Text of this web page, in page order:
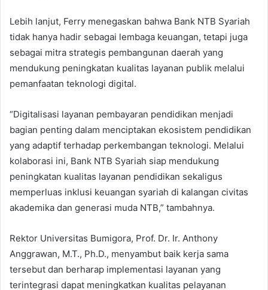
Lebih lanjut, Ferry menegaskan bahwa Bank NTB Syariah
tidak hanya hadir sebagai lembaga keuangan, tetapi juga
sebagai mitra strategis pembangunan daerah yang
mendukung peningkatan kualitas layanan publik melalui
pemanfaatan teknologi digital.
“Digitalisasi layanan pembayaran pendidikan menjadi
bagian penting dalam menciptakan ekosistem pendidikan
yang adaptif terhadap perkembangan teknologi. Melalui
kolaborasi ini, Bank NTB Syariah siap mendukung
peningkatan kualitas layanan pendidikan sekaligus
memperluas inklusi keuangan syariah di kalangan civitas
akademika dan generasi muda NTB,” tambahnya.
Rektor Universitas Bumigora, Prof. Dr. Ir. Anthony
Anggrawan, M.T., Ph.D., menyambut baik kerja sama
tersebut dan berharap implementasi layanan yang
terintegrasi dapat meningkatkan kualitas pelayanan